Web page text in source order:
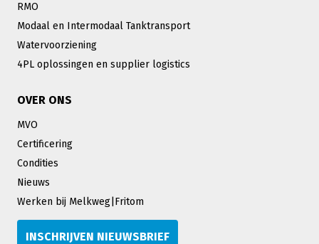
RMO
Modaal en Intermodaal Tanktransport
Watervoorziening
4PL oplossingen en supplier logistics
OVER ONS
MVO
Certificering
Condities
Nieuws
Werken bij Melkweg|Fritom
INSCHRIJVEN NIEUWSBRIEF